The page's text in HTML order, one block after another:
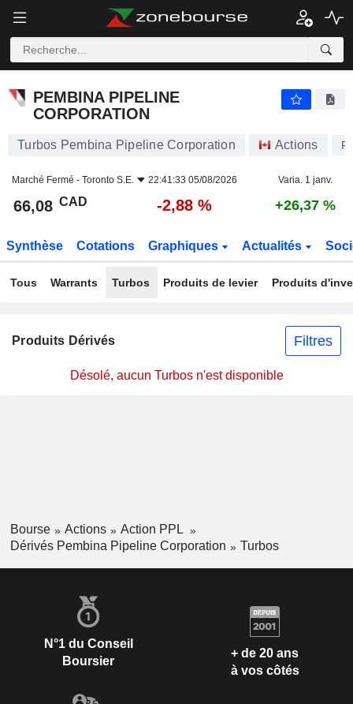
PEMBINA PIPELINE
CORPORATION
Turbos Pembina Pipeline Corporation Actions
Marché Fermé - Toronto S.E. 22:41:33 05/08/2026 Varia. 1 janv.
66,08 CAD -2,88 % +26,37 %
Synthèse Cotations Graphiques Actualités
Tous Warrants Turbos Produits de levier Produits
Produits Dérivés Filtres
Désolé, aucun Turbos n'est disponible
Bourse Actions
Action PPL
Dérivés Pembina Pipeline Corporation
Turbos
N°1 du Conseil
Boursier
+ de 20 ans
à vos côtés